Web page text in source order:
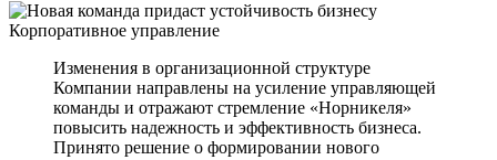
Корпоративное управление
Изменения в организационной структуре
Компании направлены на усиление управляющей
команды и отражают стремление «Норникеля»
повысить надежность и эффективность бизнеса.
Принято решение о формировании нового